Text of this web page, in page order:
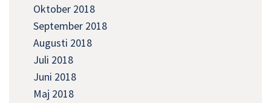
Oktober 2018
September 2018
Augusti 2018
Juli 2018
Juni 2018
Maj 2018